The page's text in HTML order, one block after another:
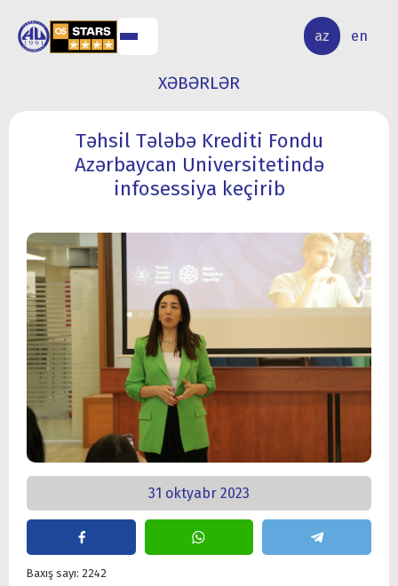
az en
ELMİ
TƏDQİQAT
XƏBƏRLƏR
Təhsil Tələbə Krediti Fondu
Azərbaycan Universitetində
infosessiya keçirib
31 oktyabr 2023
Baxış sayı: 2242